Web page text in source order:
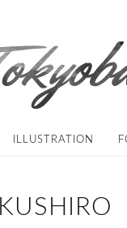
ILLUSTRATION
KUSHIRO